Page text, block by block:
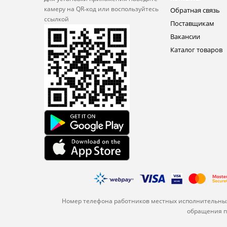
камеру на QR‑код или воспользуйтесь
ссылкой
Обратная связь
Поставщикам
Вакансии
Каталог товаров
Номер телефона работников местных
обращения